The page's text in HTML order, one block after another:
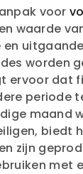
voor
waarde
zijn
met